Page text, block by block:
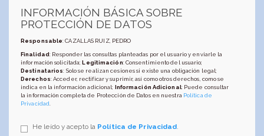
INFORMACIÓN BÁSICA SOBRE
PROTECCIÓN DE DATOS
Responsable: CAZALLAS RUIZ, PEDRO
Finalidad: Responder las consultas planteadas por el usuario y enviarle la
información solicitada;Legitimación: Consentimiento del usuario;
Destinatarios: Solo se realizan cesiones si existe una obligación legal;
Derechos: Acceder, rectificar y suprimir, así como otros derechos, como se
indica en la información adicional; Información Adicional: Puede consultar
la información completa de Protección de Datos en nuestra Política de
Privacidad
He leído y acepto la Política de Privacidad.